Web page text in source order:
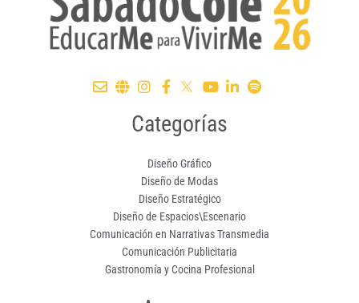
Categorías
Diseño Gráfico
Diseño de Modas
Diseño Estratégico
Diseño de Espacios\Escenario
Comunicación en Narrativas Transmedia
Comunicación Publicitaria
Gastronomía y Cocina Profesional